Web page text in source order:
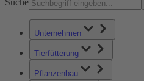
Suche
Unternehmen
Tierfütterung
Pflanzenbau